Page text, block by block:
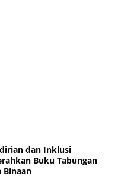
dan Inklusi
Buku Tabungan
Binaan